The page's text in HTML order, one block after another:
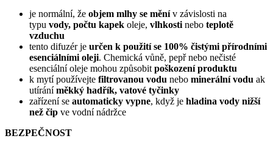
je normální, že objem mlhy se měnív závislosti na
typu vody, počtu kapek oleje, vlhkosti nebo teplotě
vzduchu
tento difuzér je určen k použití se 100% čistými přírodními
esenciálními oleji. Chemická vůně, pepř nebo nečisté
esenciální oleje mohou způsobit poškození produktu
k mytí používejte filtrovanou vodu nebo minerální vodu ak
utíráníměkký hadřík, vatové tyčinky
zařízení se automaticky vypne, když je hladina vody nižší
než čip ve vodní nádržce
BEZPEČNOST